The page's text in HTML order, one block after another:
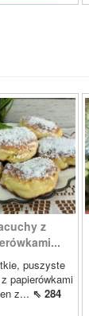
z
puszyste
papierówkami
z... ⇖ 284